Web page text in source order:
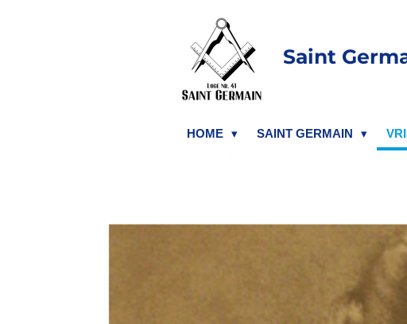
Saint
HOME SAINT GERMAIN